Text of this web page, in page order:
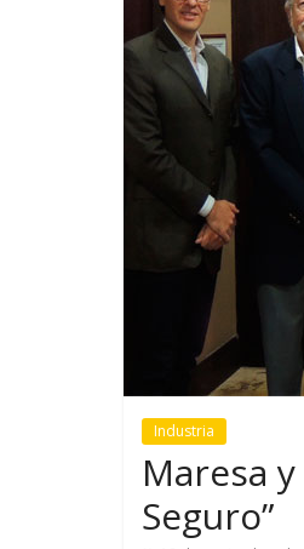
Industria
Maresa
Seguro”
GM reafirma su
compromiso con
más segura y